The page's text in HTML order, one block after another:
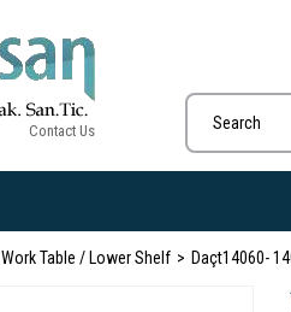
Contact Us
Work Table / Lower Shelf Daçt14060-